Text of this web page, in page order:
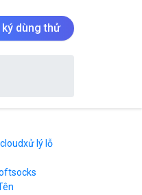
dùng thử
xử lý lỗ
socks